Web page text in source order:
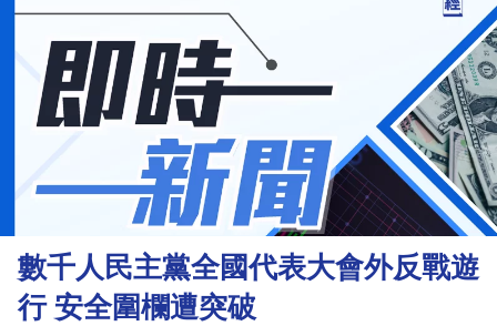
專
題
投
資
樓
市
財
商
數千人民主黨全國代表大會外反戰遊
行 安全圍欄遭突破